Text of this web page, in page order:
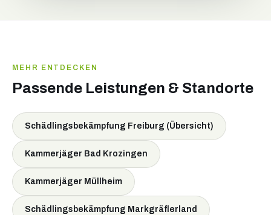
MEHR ENTDECKEN
Passende Leistungen & Standorte
Schädlingsbekämpfung Freiburg (Übersicht)
Kammerjäger Bad Krozingen
Kammerjäger Müllheim
Schädlingsbekämpfung Markgräflerland